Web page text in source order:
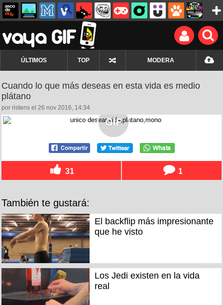
ÚLTIMOS TOP MODERA
Cuando lo que más deseas en esta vida es medio
plátano
por ristens el 26 nov 2016, 14:34
31 1
También te gustará:
El backflip más impresionante
que he visto
Los Jedi existen en la vida
real